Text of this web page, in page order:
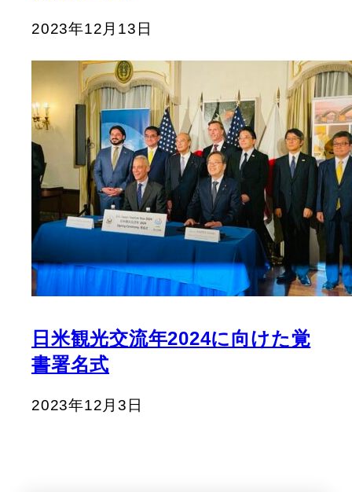
2023年12月13日
日米観光交流年2024に向けた覚
書署名式
2023年12月3日